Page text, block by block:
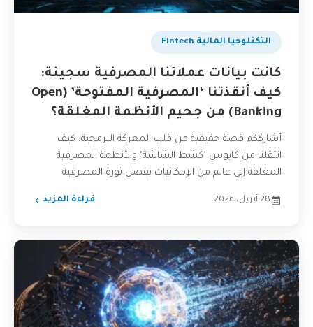
التكنلوجيا المالية Fintech
كانت بيانات عملائنا المصرفية سجينة:
كيف أنقذتنا ‘المصرفية المفتوحة’ (Open
Banking) من جحيم الأنظمة المغلقة؟
أشارككم قصة حقيقية من قلب المعركة البرمجية، كيف
انتقلنا من كابوس "كشط الشاشة" والأنظمة المصرفية
المغلقة إلى عالم من الإمكانيات بفضل ثورة المصرفية
28 أبريل، 2026 قراءة المزيد